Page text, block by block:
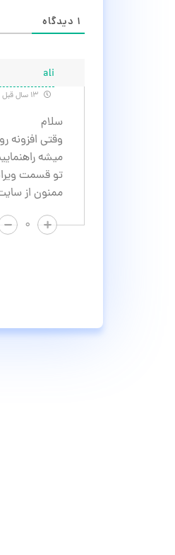
۱ دیدگاه
ali
سلام
وقتی افزونه
میشه
تو قسمت
ممنون از
۰